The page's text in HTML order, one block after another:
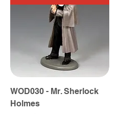
WOD030 - Mr. Sherlock
Holmes